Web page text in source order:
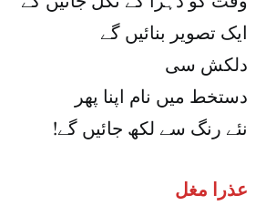
ایک تصویر بنائیں گے
دلکش سی
دستخط میں نام اپنا پھر
!نئے رنگ سے لکھ جائیں گے
عذرا مغل